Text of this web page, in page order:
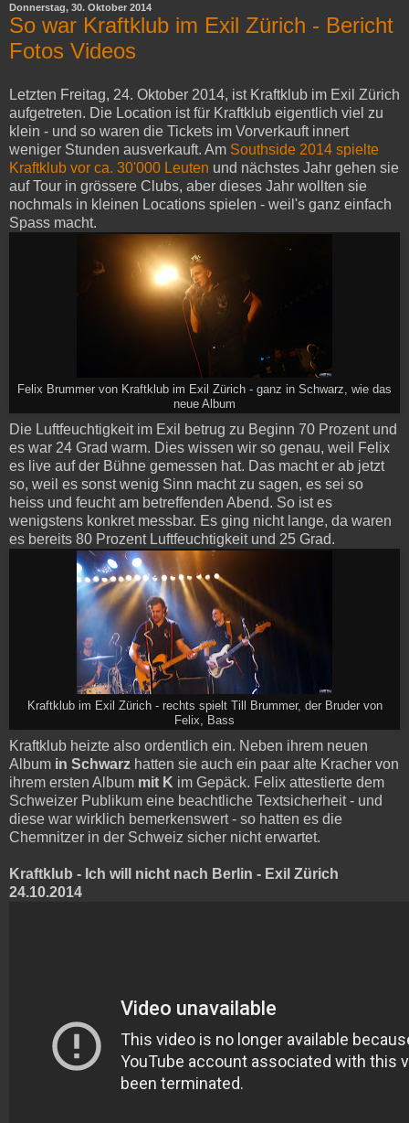
Donnerstag, 30. Oktober 2014
So war Kraftklub im Exil Zürich - Bericht
Fotos Videos
Letzten Freitag, 24. Oktober 2014, ist Kraftklub im Exil Zürich
aufgetreten. Die Location ist für Kraftklub eigentlich viel zu
klein - und so waren die Tickets im Vorverkauft innert
weniger Stunden ausverkauft. Am Southside 2014 spielte
Kraftklub vor ca. 30'000 Leuten und nächstes Jahr gehen sie
auf Tour in grössere Clubs, aber dieses Jahr wollten sie
nochmals in kleinen Locations spielen - weil's ganz einfach
Spass macht.
Felix Brummer von Kraftklub im Exil Zürich - ganz in Schwarz, wie das
neue Album
Die Luftfeuchtigkeit im Exil betrug zu Beginn 70 Prozent und
es war 24 Grad warm. Dies wissen wir so genau, weil Felix
es live auf der Bühne gemessen hat. Das macht er ab jetzt
so, weil es sonst wenig Sinn macht zu sagen, es sei so
heiss und feucht am betreffenden Abend. So ist es
wenigstens konkret messbar. Es ging nicht lange, da waren
es bereits 80 Prozent Luftfeuchtigkeit und 25 Grad.
Kraftklub im Exil Zürich - rechts spielt Till Brummer, der Bruder von
Felix, Bass
Kraftklub heizte also ordentlich ein. Neben ihrem neuen
Album in Schwarz hatten sie auch ein paar alte Kracher von
ihrem ersten Album mit K im Gepäck. Felix attestierte dem
Schweizer Publikum eine beachtliche Textsicherheit - und
diese war wirklich bemerkenswert - so hatten es die
Chemnitzer in der Schweiz sicher nicht erwartet.
Kraftklub - Ich will nicht nach Berlin - Exil Zürich
24.10.2014